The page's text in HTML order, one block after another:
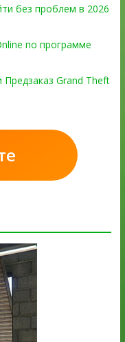
без проблем в 2026
по программе
Grand Theft